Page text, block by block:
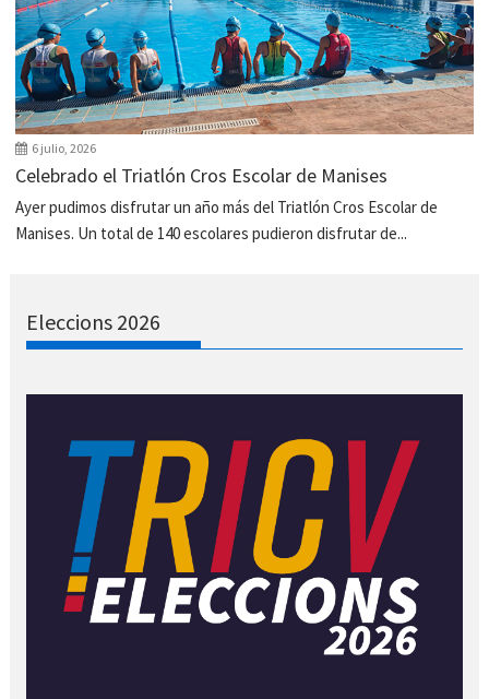
6 julio, 2026
Celebrado el Triatlón Cros Escolar de Manises
Ayer pudimos disfrutar un año más del Triatlón Cros Escolar de
Manises. Un total de 140 escolares pudieron disfrutar de...
Eleccions 2026